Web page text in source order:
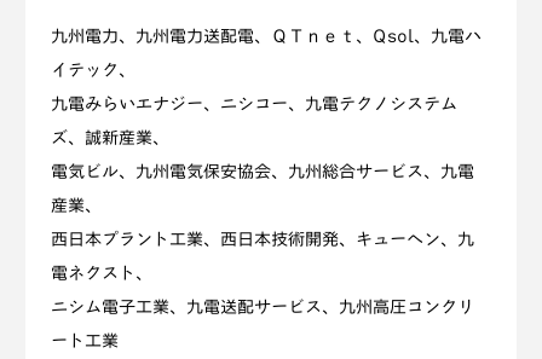
九州電力、九州電力送配電、ＱＴｎｅｔ、Qsol、九電ハ
イテック、
九電みらいエナジー、ニシコー、九電テクノシステム
ズ、誠新産業、
電気ビル、九州電気保安協会、九州総合サービス、九電
産業、
西日本プラント工業、西日本技術開発、キューヘン、九
電ネクスト、
ニシム電子工業、九電送配サービス、九州高圧コンクリ
ート工業